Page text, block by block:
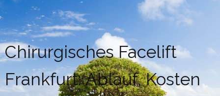
Chirurgisches Facelift
Frankfurt: Ablauf, Kosten